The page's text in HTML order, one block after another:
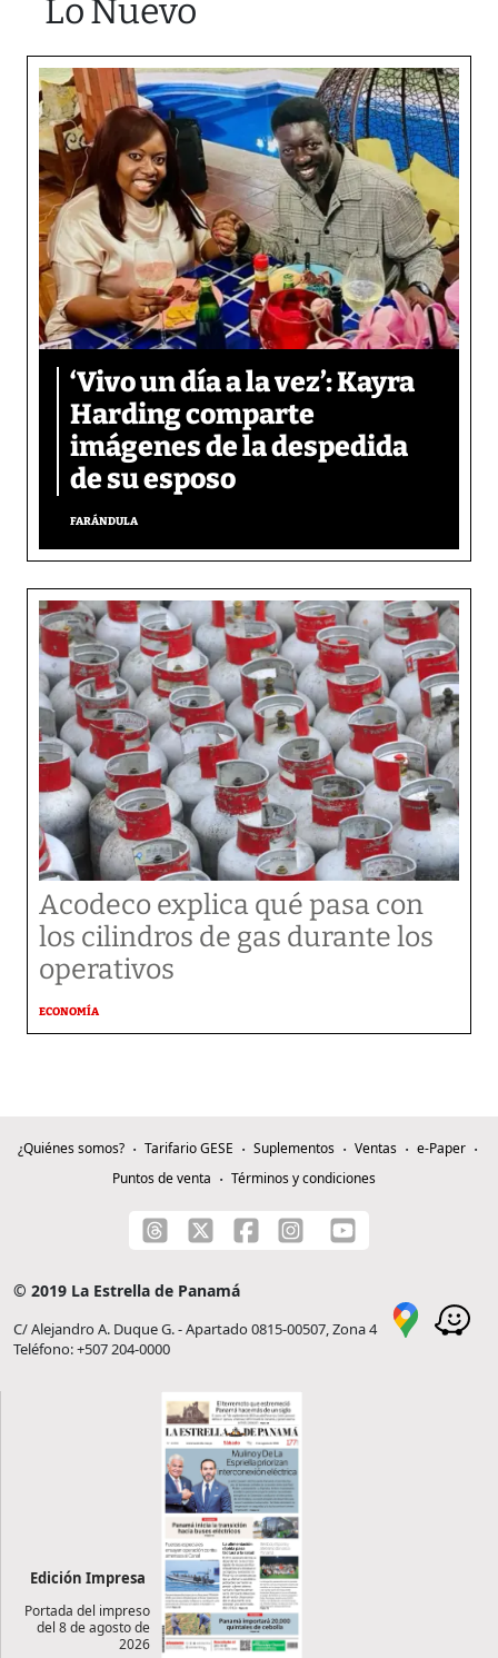
Lo Nuevo
‘Vivo un día a la vez’: Kayra
Harding comparte
imágenes de la despedida
de su esposo
FARÁNDULA
Acodeco explica qué pasa con
los cilindros de gas durante los
operativos
ECONOMÍA
¿Quiénes somos? Tarifario GESE Suplementos Ventas
e-Paper
Puntos de venta
Términos y condiciones
© 2019 La Estrella de Panamá
C/ Alejandro A. Duque G. - Apartado 0815-00507, Zona 4
Teléfono: +507 204-0000
Edición Impresa
Portada del impreso
del 8 de agosto de
2026